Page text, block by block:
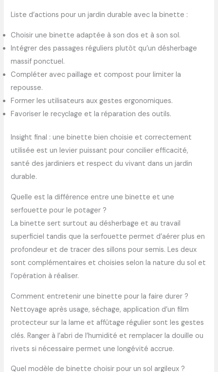
Liste d’actions pour un jardin durable avec la binette :
Choisir une binette adaptée à son dos et à son sol.
Intégrer des passages réguliers plutôt qu’un désherbage
massif ponctuel.
Compléter avec paillage et compost pour limiter la
repousse.
Former les utilisateurs aux gestes ergonomiques.
Favoriser le recyclage et la réparation des outils.
Insight final : une binette bien choisie et correctement
utilisée est un levier puissant pour concilier efficacité,
santé des jardiniers et respect du vivant dans un jardin
durable.
Quelle est la différence entre une binette et une
serfouette pour le potager ?
La binette sert surtout au désherbage et au travail
superficiel tandis que la serfouette permet d’aérer plus en
profondeur et de tracer des sillons pour semis. Les deux
sont complémentaires et choisies selon la nature du sol et
l’opération à réaliser.
Comment entretenir une binette pour la faire durer ?
Nettoyage après usage, séchage, application d’un film
protecteur sur la lame et affûtage régulier sont les gestes
clés. Ranger à l’abri de l’humidité et remplacer la douille ou
rivets si nécessaire permet une longévité accrue.
Quel modèle de binette choisir pour un sol argileux ?